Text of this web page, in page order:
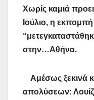
Χωρίς καμιά
Ιούλιο, η
στην…Αθήνα.
Αμέσως ξεκινά
απολύσεων: